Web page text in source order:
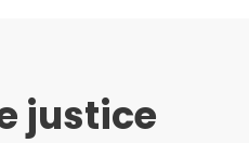
justice